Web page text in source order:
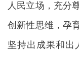
人民立场，充分
创新性思维，孕
坚持出成果和出